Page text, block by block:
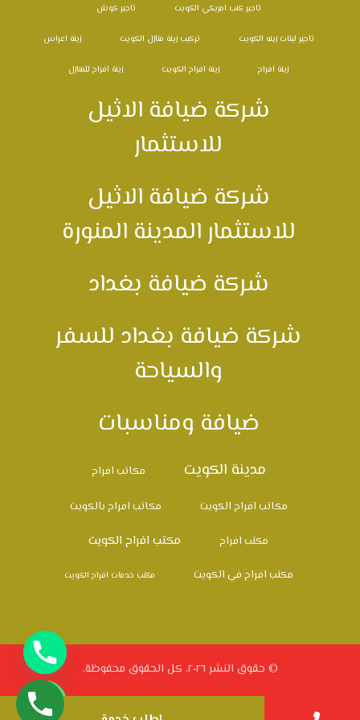
تاجير كنب امريكي الكويت تاجير كوش
تاجير ليتات زينه الكويت تركيب زينة منازل الكويت زينة اعراس
زينة افراح زينة افراح الكويت زينة افراح للمنازل
شركة ضيافة الاثيل
للاستثمار
شركة ضيافة الاثيل
للاستثمار المدينة المنورة
شركة ضيافة بغداد
شركة ضيافة بغداد للسفر
والسياحة
ضيافة ومناسبات
مدينة الكويت مكاتب افراح
مكاتب افراح الكويت مكاتب افراح بالكويت
مكتب افراح مكتب افراح الكويت
مكتب افراح في الكويت مكتب خدمات افراح الكويت
© حقوق النشر ٢٠٢٦. كل الحقوق محفوظة.